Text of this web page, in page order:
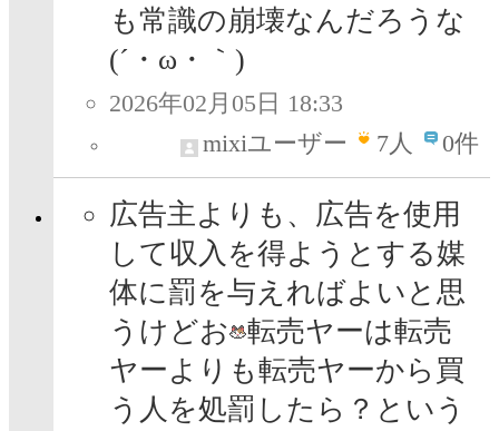
も常識の崩壊なんだろうな
(´・ω・｀)
2026年02月05日 18:33
mixiユーザー
7人 0件
広告主よりも、広告を使用
して収入を得ようとする媒
体に罰を与えればよいと思
うけどお
転売ヤーは転売
ヤーよりも転売ヤーから買
う人を処罰したら？という